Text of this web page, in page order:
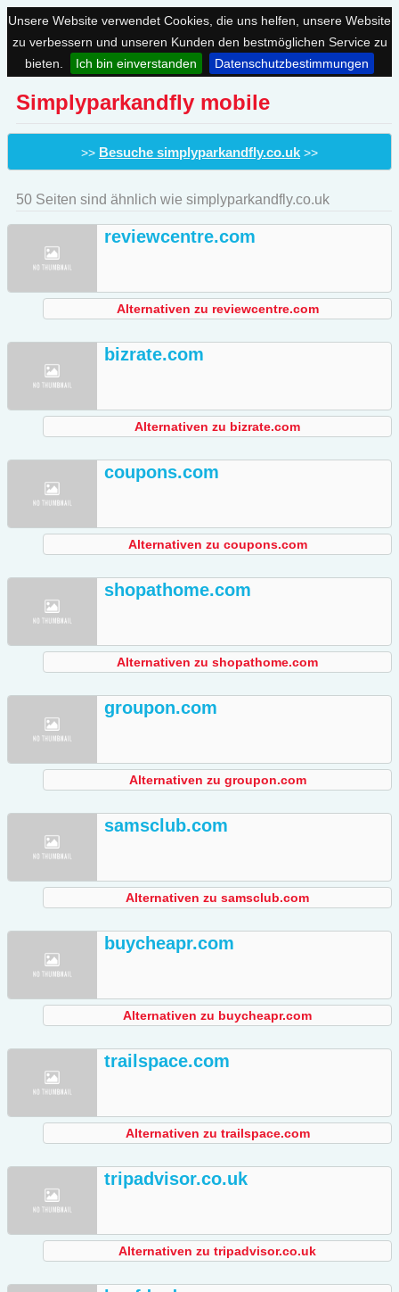
Unsere Website verwendet Cookies, die uns helfen, unsere Website
zu verbessern und unseren Kunden den bestmöglichen Service zu
bieten.
Ich bin einverstanden Datenschutzbestimmungen
Simplyparkandfly mobile
>> Besuche simplyparkandfly.co.uk >>
50 Seiten sind ähnlich wie simplyparkandfly.co.uk
reviewcentre.com
Alternativen zu reviewcentre.com
bizrate.com
Alternativen zu bizrate.com
coupons.com
Alternativen zu coupons.com
shopathome.com
Alternativen zu shopathome.com
groupon.com
Alternativen zu groupon.com
samsclub.com
Alternativen zu samsclub.com
buycheapr.com
Alternativen zu buycheapr.com
trailspace.com
Alternativen zu trailspace.com
tripadvisor.co.uk
Alternativen zu tripadvisor.co.uk